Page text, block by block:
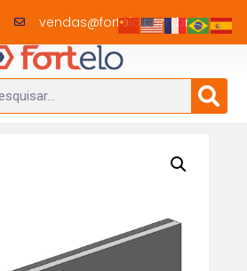
vendas@fortelo.com.br